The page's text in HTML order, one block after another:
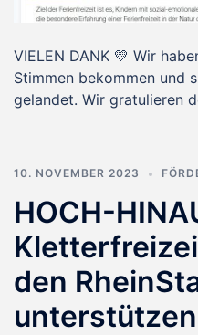
VIELEN DANK 💛 Wir
Stimmen bekommen und
gelandet. Wir gratulieren
10. NOVEMBER 2023
HOCH-
den
unterstützen